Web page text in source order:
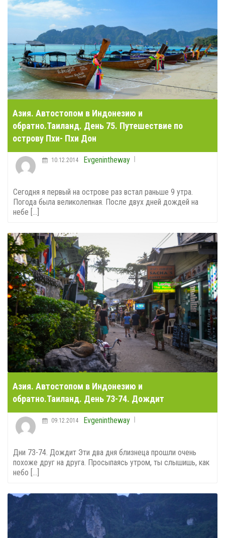
Азия. Автостопом в Индонезию и
обратно.Таиланд. День 75. Путешествие по
острову Пхи- Пхи Дон
Evgenintheway
10.12.2014
Сегодня я первый на острове раз встал раньше 9 утра.
Погода была великолепная. После двух дней дождей на
небе [...]
Азия. Автостопом в Индонезию и
обратно.Таиланд. День 73-74. Дождит
Evgenintheway
09.12.2014
Дни 73-74. Дождит Эти два дня близнеца прошли очень
похоже друг на друга. Просыпаясь утром, ты слышишь, как
небо [...]